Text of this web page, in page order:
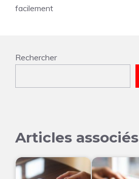
facilement
Rechercher
Articles associés